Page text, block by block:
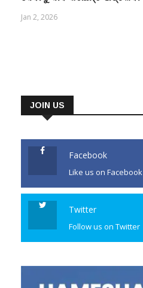
Jan 2, 2026
JOIN US
Facebook
Like us on Facebook
Twitter
Follow us on Twitter